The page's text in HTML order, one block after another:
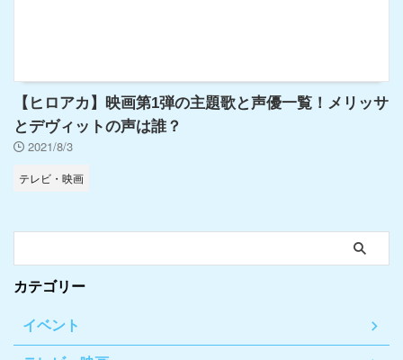
【ヒロアカ】映画第1弾の主題歌と声優一覧！メリッサ
とデヴィットの声は誰？
2021/8/3
テレビ・映画
カテゴリー
イベント